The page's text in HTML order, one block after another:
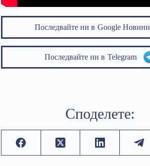
Последвайте ни в Google Новини
Последвайте ни в Telegram
Споделете: